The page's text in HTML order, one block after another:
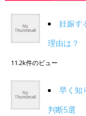
妊娠す
理由は？
11.2k件のビュー
早く知
判断5選